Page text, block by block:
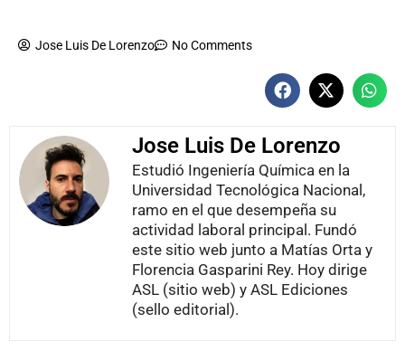
Jose Luis De Lorenzo No Comments
Jose Luis De Lorenzo
Estudió Ingeniería Química en la
Universidad Tecnológica Nacional,
ramo en el que desempeña su
actividad laboral principal. Fundó
este sitio web junto a Matías Orta y
Florencia Gasparini Rey. Hoy dirige
ASL (sitio web) y ASL Ediciones
(sello editorial).